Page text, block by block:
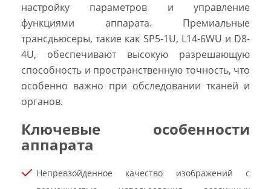
настройку параметров и управление
функциями аппарата. Премиальные
трансдьюсеры, такие как SP5-1U, L14-6WU и D8-
4U, обеспечивают высокую разрешающую
способность и пространственную точность, что
особенно важно при обследовании тканей и
органов.
Ключевые особенности
аппарата
Непревзойденное качество изображений с